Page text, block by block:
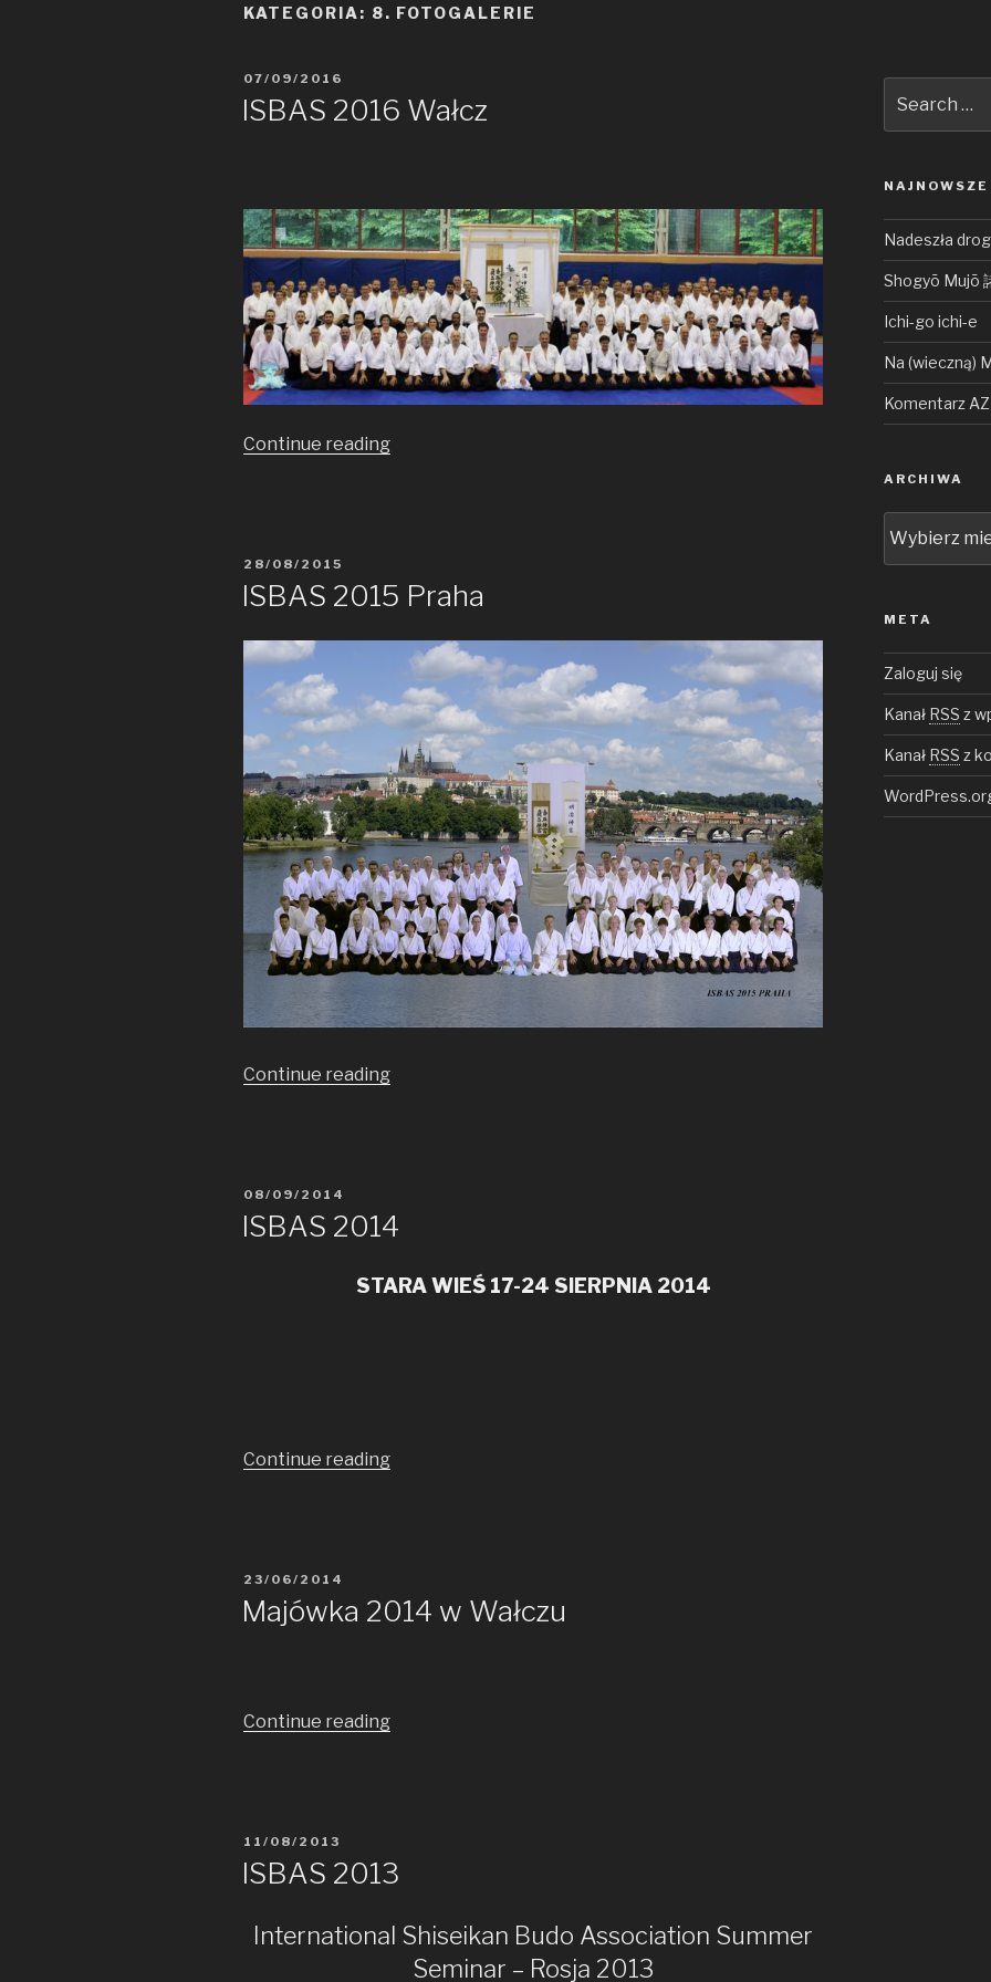
KATEGORIA: 8. FOTOGALERIE
POSTED
ON
07/09/2016
ISBAS 2016 Wałcz
Continue reading
POSTED
ON
28/08/2015
ISBAS 2015 Praha
Continue reading
POSTED
ON
08/09/2014
ISBAS 2014
STARA WIEŚ 17-24 SIERPNIA 2014
Continue reading
POSTED
ON
23/06/2014
Majówka 2014 w Wałczu
Continue reading
POSTED
ON
11/08/2013
ISBAS 2013
International Shiseikan Budo Association Summer
Seminar – Rosja 2013
for:
Nadeszła
Shogyō Mujō
Ichi-go ichi-e
Na (wieczną)
Komentarz
ARCHIWA
META
Zaloguj się
Kanał RSS z
Kanał RSS z